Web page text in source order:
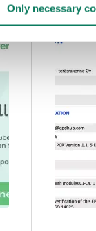
Only necessary